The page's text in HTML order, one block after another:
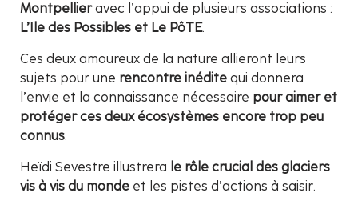
Montpellieravec l’appui de plusieurs associations :
L’Ile des Possibles et Le PôTE.
Ces deux amoureux de la nature allieront leurs
sujets pour une rencontre inédite qui donnera
l’envie et la connaissance nécessaire pour aimer et
protéger ces deux écosystèmes encore trop peu
connus.
Heïdi Sevestre illustrera le rôle crucial des glaciers
vis à vis du monde et les pistes d’actions à saisir.